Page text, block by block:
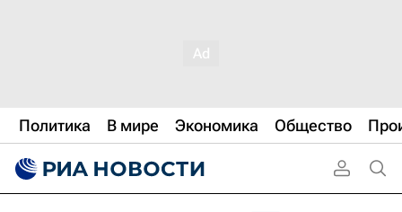
Политика В мире Экономика Общество